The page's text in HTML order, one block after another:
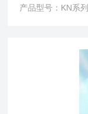
产品型号：KN系列